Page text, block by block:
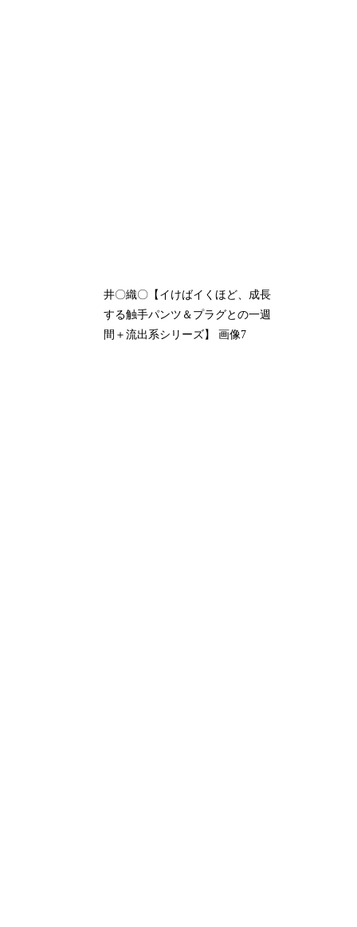
井〇織〇【イけばイくほど、成長
する触手パンツ＆プラグとの一週
間＋流出系シリーズ】 画像7